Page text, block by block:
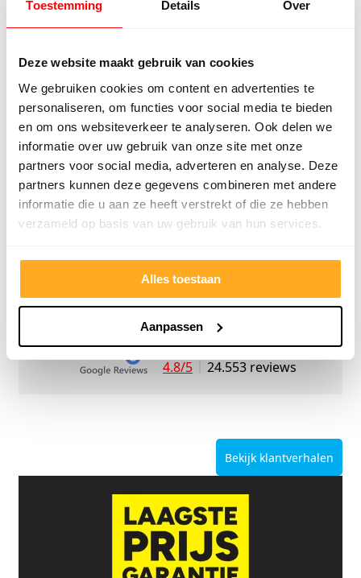
Toestemming Details Over
Deze website maakt gebruik van cookies
We gebruiken cookies om content en advertenties te
personaliseren, om functies voor social media te bieden
en om ons websiteverkeer te analyseren. Ook delen we
informatie over uw gebruik van onze site met onze
partners voor social media, adverteren en analyse. Deze
partners kunnen deze gegevens combineren met andere
informatie die u aan ze heeft verstrekt of die ze hebben
verzameld op basis van uw gebruik van hun services.
Alles toestaan
Aanpassen
9/10 5272 reviews
4.8/5 24.553 reviews
Bekijk klantverhalen